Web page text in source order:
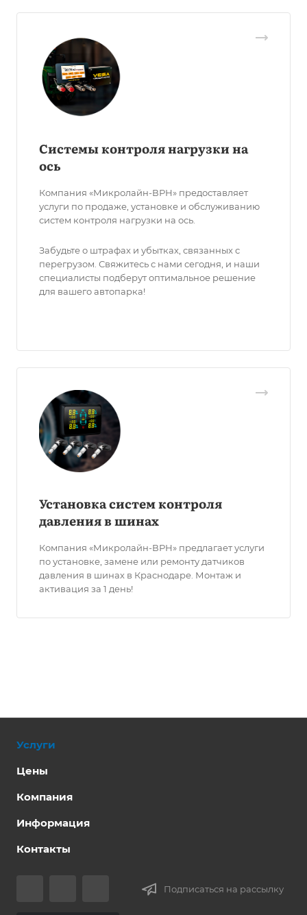
Системы контроля нагрузки на
ось
Компания «Микролайн-ВРН» предоставляет
услуги по продаже, установке и обслуживанию
систем контроля нагрузки на ось.
Забудьте о штрафах и убытках, связанных с
перегрузом. Свяжитесь с нами сегодня, и наши
специалисты подберут оптимальное решение
для вашего автопарка!
Установка систем контроля
давления в шинах
Компания «Микролайн-ВРН» предлагает услуги
по установке, замене или ремонту датчиков
давления в шинах в Краснодаре. Монтаж и
активация за 1 день!
Услуги
Цены
Компания
Информация
Контакты
Подписаться на рассылку